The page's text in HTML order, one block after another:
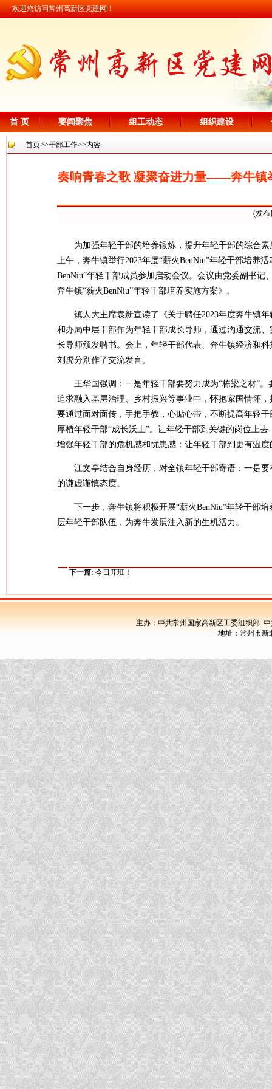
欢迎您访问常州高新区党建网！
首 页 要闻聚焦 组工动态 组织建设
首页>>干部工作>>内容
奏响青春之歌 凝聚奋进力量——奔牛镇
(发布
为加强年轻干部的培养锻炼，提升年轻干部的综合
上午，奔牛镇举行2023年度“薪火BenNiu”年轻干部培养
BenNiu”年轻干部成员参加启动会议。会议由党委副书
奔牛镇“薪火BenNiu”年轻干部培养实施方案》。
镇人大主席袁新宣读了《关于聘任2023年度奔牛镇
和办局中层干部作为年轻干部成长导师，通过沟通交流
长导师颁发聘书。会上，年轻干部代表、奔牛镇经济和
刘虎分别作了交流发言。
王华国强调：一是年轻干部要努力成为“栋梁之材”
追求融入基层治理、乡村振兴等事业中，怀抱家国情怀
要通过面对面传，手把手教，心贴心带，不断提高年轻
厚植年轻干部“成长沃土”。让年轻干部到关键的岗位上
增强年轻干部的危机感和忧患感；让年轻干部到更有温
江文亭结合自身经历，对全镇年轻干部寄语：一是
的谦虚谨慎态度。
下一步，奔牛镇将积极开展“薪火BenNiu”年轻干部
层年轻干部队伍，为奔牛发展注入新的生机活力。
下一篇: 今日开班！
主办：中共常州国家高新区工委组织部
地址：常州市